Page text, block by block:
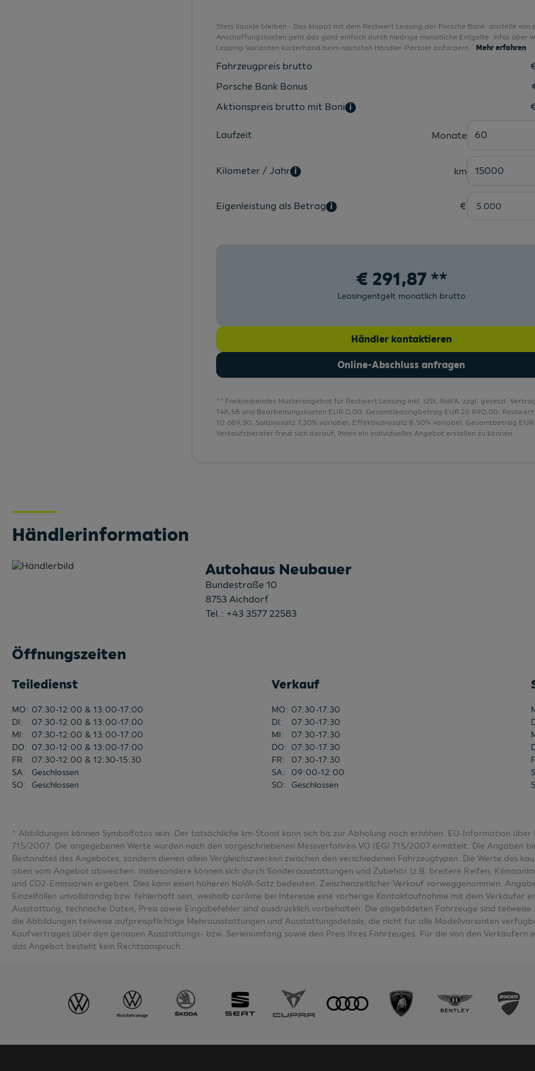
Komfortklimaautomatik 2-Zonen
Kontrastpaket 1
Kopfstützen für Vordersitze
Kopfstützen hinten 3 Stück
Lagerbonus für Privatkunden 3 %
Leuchtweitenregulierung elektrisch
Lichtpaket
Modellbezeichnung
Multifunktionslederlenkrad plus
Multifunktionslenkrad
Stets liquide bleiben - Das klappt mit dem Restwert Leasing der Porsche Bank: anstelle von
Anschaffungskosten geht das ganz einfach durch niedrige monatliche Entgelte. Infos über
Leasing-Varianten kurzerhand beim nächsten Händler-Partner anfordern.
Mehr erfahren
Fahrzeugpreis brutto
Porsche Bank Bonus
Aktionspreis brutto mit Boni i
Laufzeit Monate 60
Kilometer / Jahr i km 15000
Eigenleistung als Betrag i €
€ 291,87**
Leasingentgelt monatlich brutto
Händler kontaktieren
Online-Abschluss anfragen
** Freibleibendes Musterangebot für Restwert Leasing inkl. USt, NoVA, zzgl. gesetzl.
148,58 und Bearbeitungskosten EUR 0,00. Gesamtleasingbetrag EUR 26.890,00, Restwert
10.689,30, Sollzinssatz 7,30% variabel, Effektivzinssatz 8,50% variabel, Gesamtbetrag
Verkaufsberater freut sich darauf, Ihnen ein individuelles Angebot erstellen zu können.
Händlerinformation
Autohaus Neubauer
Bundestraße 10
8753 Aichdorf
Tel.: +43 3577 22583
Öffnungszeiten
Teiledienst
MO: 07:30-12:00 & 13:00-17:00
DI:
07:30-12:00 & 13:00-17:00
MI:
07:30-12:00 & 13:00-17:00
DO: 07:30-12:00 & 13:00-17:00
FR:
07:30-12:00 & 12:30-15:30
SA:
Geschlossen
SO: Geschlossen
Verkauf
MO: 07:30-17:30
DI:
07:30-17:30
MI:
07:30-17:30
DO: 07:30-17:30
FR:
07:30-17:30
SA:
09:00-12:00
SO: Geschlossen
* Abbildungen können Symbolfotos sein. Der tatsächliche km-Stand kann sich bis zur Abholung noch erhöhen. EU-Information
715/2007: Die angegebenen Werte wurden nach den vorgeschriebenen Messverfahren VO (EG) 715/2007 ermittelt. Die Angaben
Bestandteil des Angebotes, sondern dienen allein Vergleichszwecken zwischen den verschiedenen Fahrzeugtypen. Die Werte des
oben vom Angebot abweichen. Insbesondere können sich durch Sonderausstattungen und Zubehör (z.B. breitere Reifen,
und CO2-Emissionen ergeben. Dies kann einen höheren NoVA-Satz bedeuten. Zwischenzeitlicher Verkauf vorweggenommen.
Einzelfällen unvollständig bzw. fehlerhaft sein, weshalb car4me bei Interesse eine vorherige Kontaktaufnahme mit dem Verkäufer
Ausstattung, technische Daten, Preis sowie Eingabefehler sind ausdrücklich vorbehalten. Die abgebildeten Fahrzeuge sind
die Abbildungen teilweise aufpreispflichtige Mehrausstattungen und Ausstattungsdetails, die nicht für alle Modellvarianten
Kaufvertrages über den genauen Ausstattungs- bzw. Serienumfang sowie den Preis Ihres Fahrzeuges. Für die von den
das Angebot besteht kein Rechtsanspruch.